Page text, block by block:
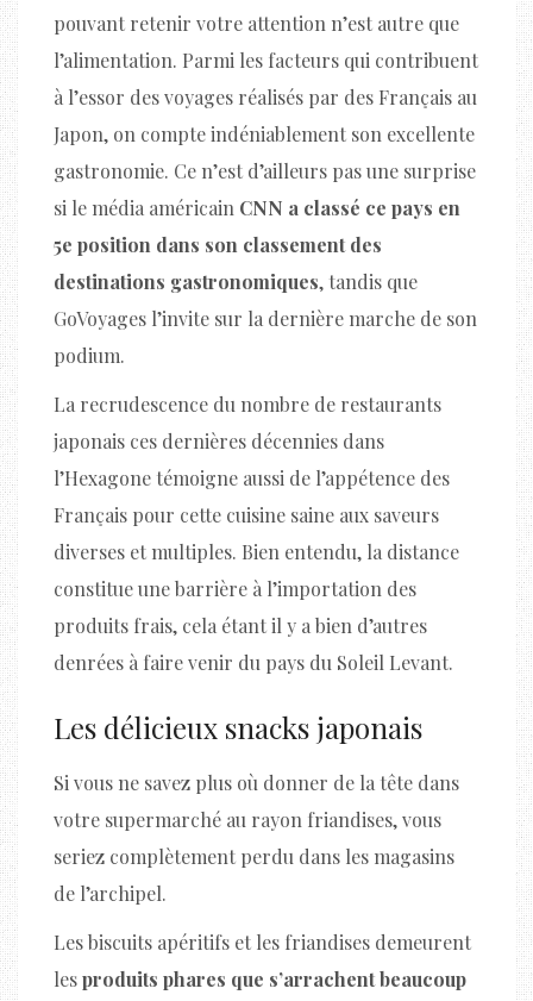
pouvant retenir votre attention n’est autre que
l’alimentation. Parmi les facteurs qui contribuent
à l’essor des voyages réalisés par des Français au
Japon, on compte indéniablement son excellente
gastronomie. Ce n’est d’ailleurs pas une surprise
si le média américain CNN a classé ce pays en
5e position dans son classement des
destinations gastronomiques, tandis que
GoVoyages l’invite sur la dernière marche de son
podium.
La recrudescence du nombre de restaurants
japonais ces dernières décennies dans
l’Hexagone témoigne aussi de l’appétence des
Français pour cette cuisine saine aux saveurs
diverses et multiples. Bien entendu, la distance
constitue une barrière à l’importation des
produits frais, cela étant il y a bien d’autres
denrées à faire venir du pays du Soleil Levant.
Les délicieux snacks japonais
Si vous ne savez plus où donner de la tête dans
votre supermarché au rayon friandises, vous
seriez complètement perdu dans les magasins
de l’archipel.
Les biscuits apéritifs et les friandises demeurent
lesproduits phares que s’arrachent beaucoup